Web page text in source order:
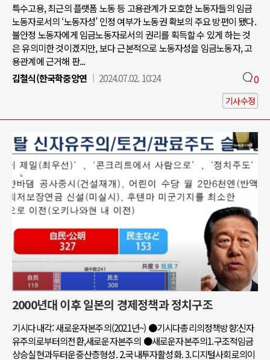
특수고용, 최근의 플랫폼 노동 등 고용관계가 모호한 노동자들의 임금
노동자로서의 ‘노동자성’ 인정 여부가 노동권 확보의 주요 방편이 됐다.
불안정 노동자에게 임금노동자로서의 권리를 획득할 수 있게 하는 것
은 유의미한 것이겠지만, 보다 근본적으로 노동자성을 임금노동자, 고
용관계에 근거해 판...
김철식(한국학중앙연
2024.07.02. 10:24 0
기사수정
2000년대 이후 일본의 경제정책과 정치구조
기시다내각: 새로운자본주의(2021년~) ●기시다총리의정책방향:신자
유주의로부터의전환,새로운자본주의 ●새로운자본주의1.구조적임금
상승실현과두터운중산층형성. 2.국내투자활성화. 3.디지털사회로의이